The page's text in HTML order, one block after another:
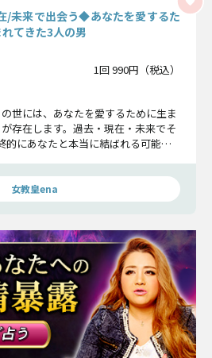
/未来で出会う◆あなたを愛するた
てきた3人の男
1回 990円（税込）
世には、あなたを愛するために生ま
存在します。過去・現在・未来でそ
的にあなたと本当に結ばれる可能性
女教皇ena